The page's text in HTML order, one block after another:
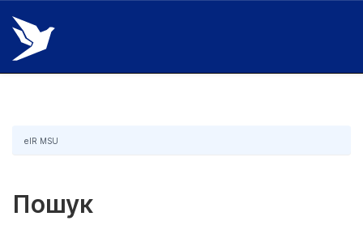
Skip
navigation
eIR MSU
Пошук